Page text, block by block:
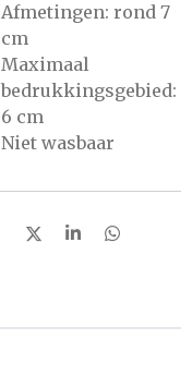
Afmetingen: rond 7
cm
Maximaal
bedrukkingsgebied:
6 cm
Niet wasbaar
D
S
D